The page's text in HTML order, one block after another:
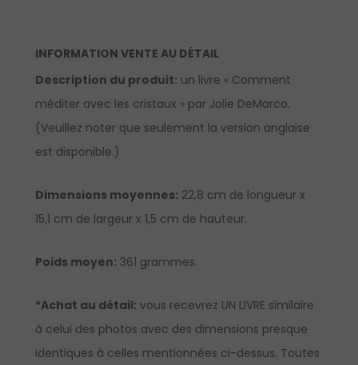
INFORMATION VENTE AU DÉTAIL
Description du produit: un livre « Comment
méditer avec les cristaux » par Jolie DeMarco.
(Veuillez noter que seulement la version anglaise
est disponible.)
Dimensions moyennes: 22,8 cm de longueur x
15,1 cm de largeur x 1,5 cm de hauteur.
Poids moyen: 361 grammes.
*Achat au détail: vous recevrez UN LIVRE similaire
à celui des photos avec des dimensions presque
identiques à celles mentionnées ci-dessus. Toutes